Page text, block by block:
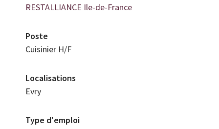
RESTALLIANCE Ile-de-France
Poste
Cuisinier H/F
Localisations
Evry
Type d'emploi